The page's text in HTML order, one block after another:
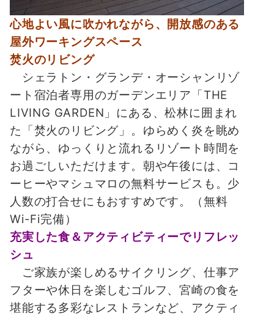
心地よい風に吹かれながら、開放感のある
屋外ワーキングスペース
焚火のリビング
シェラトン・グランデ・オーシャンリゾ
ート宿泊者専用のガーデンエリア「THE
LIVING GARDEN」にある、松林に囲まれ
た「焚火のリビング」。ゆらめく炎を眺め
ながら、ゆっくりと流れるリゾート時間を
お過ごしいただけます。朝や午後には、コ
ーヒーやマシュマロの無料サービスも。少
人数の打合せにもおすすめです。（無料
Wi-Fi完備）
充実した食＆アクティビティーでリフレッ
シュ
ご家族が楽しめるサイクリング、仕事ア
フターや休日を楽しむゴルフ、宮崎の食を
堪能する多彩なレストランなど、アクティ